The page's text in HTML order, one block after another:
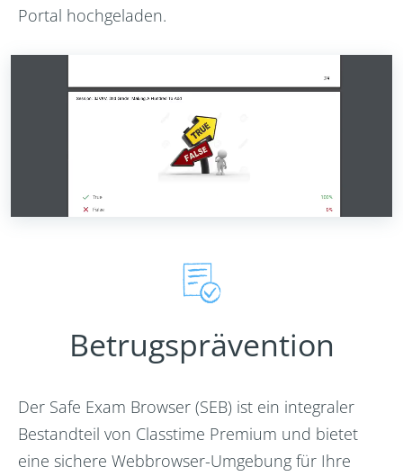
Portal hochgeladen.
Betrugsprävention
Der Safe Exam Browser (SEB) ist ein integraler
Bestandteil von Classtime Premium und bietet
eine sichere Webbrowser-Umgebung für Ihre